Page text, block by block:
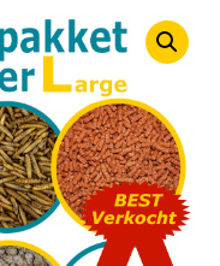
PRIVACYVERKLARING
ALGEMENE VOORWAARDEN